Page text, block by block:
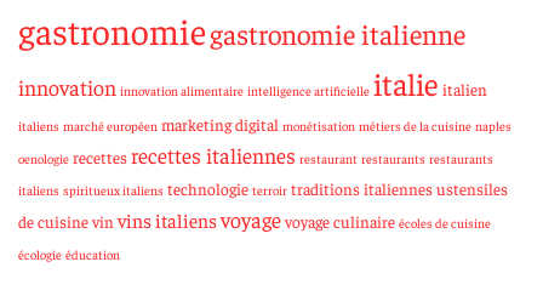
gastronomiegastronomie italienne
innovation innovation alimentaire intelligence artificielle italie italien
italiens marché européen marketing digital monétisation métiers de la cuisine naples
oenologie recettesrecettes italiennes restaurant restaurants restaurants
italiens spiritueux italiens technologie terroir traditions italiennesustensiles
de cuisinevin vins italiensvoyagevoyage culinaire écoles de cuisine
écologie éducation